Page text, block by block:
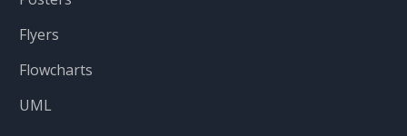
Flyers
Flowcharts
UML